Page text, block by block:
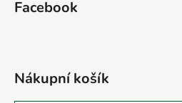
Facebook
Nákupní košík